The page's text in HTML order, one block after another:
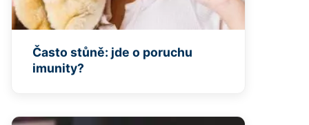
Často stůně: jde o poruchu
imunity?